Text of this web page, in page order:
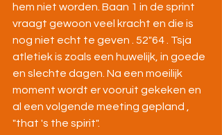
hem niet worden. Baan 1 in de sprint
vraagt gewoon veel kracht en die is
nog niet echt te geven . 52"64 . Tsja
atletiek is zoals een huwelijk, in goede
en slechte dagen. Na een moeilijk
moment wordt er vooruit gekeken en
al een volgende meeting gepland ,
"that 's the spirit".